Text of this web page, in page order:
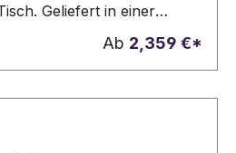
Geliefert in einer
aus Kraftpapier. Da das
Materialien hergestellt
Produkts sowie das
zu Produkt
Ab 2,359 €*